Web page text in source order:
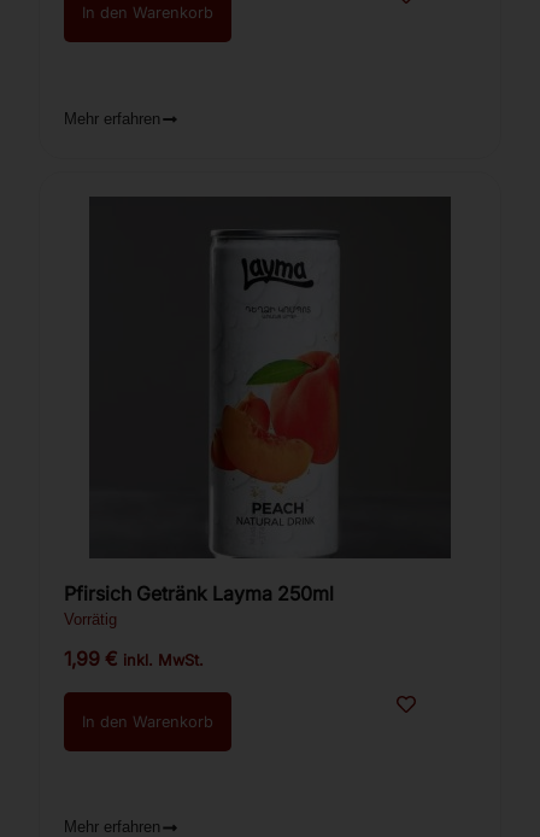
In den Warenkorb
Mehr erfahren
Pfirsich Getränk Layma 250ml
Vorrätig
1,99€ inkl. MwSt.
In den Warenkorb
Mehr erfahren